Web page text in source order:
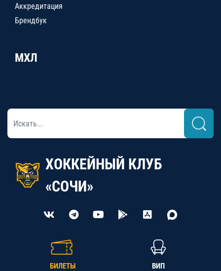
Аккредитация
Брендбук
МХЛ
ХОККЕЙНЫЙ КЛУБ
«СОЧИ»
БИЛЕТЫ ВИП